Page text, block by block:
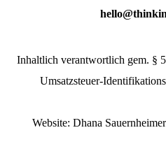
Inhaltlich verantwortlich gem. §
Umsatzsteuer-
Website: Dhana